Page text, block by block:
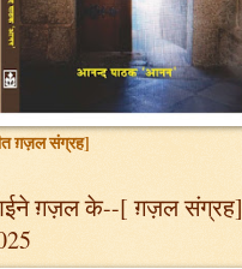
ग़ज़ल संग्रह]
ग़ज़ल के--[ ग़ज़ल संग्रह]